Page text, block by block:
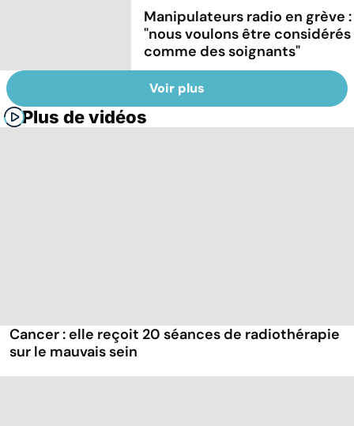
Manipulateurs radio en grève :
"nous voulons être considérés
comme des soignants"
Voir plus
Plus de vidéos
Cancer : elle reçoit 20 séances de radiothérapie
sur le mauvais sein